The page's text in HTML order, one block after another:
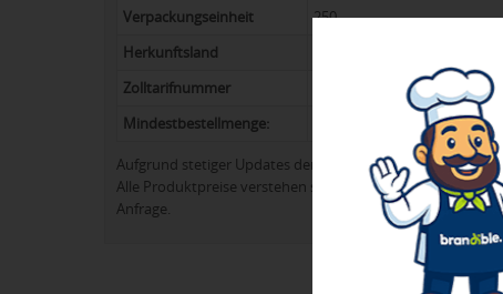
Verpackungseinheit
250
Herkunftsland
Zolltarifnummer
Mindestbestellmenge:
Aufgrund stetiger Updates der Produktpalette kann es
Alle Produktpreise verstehen sich in der Regel ohne
Anfrage.